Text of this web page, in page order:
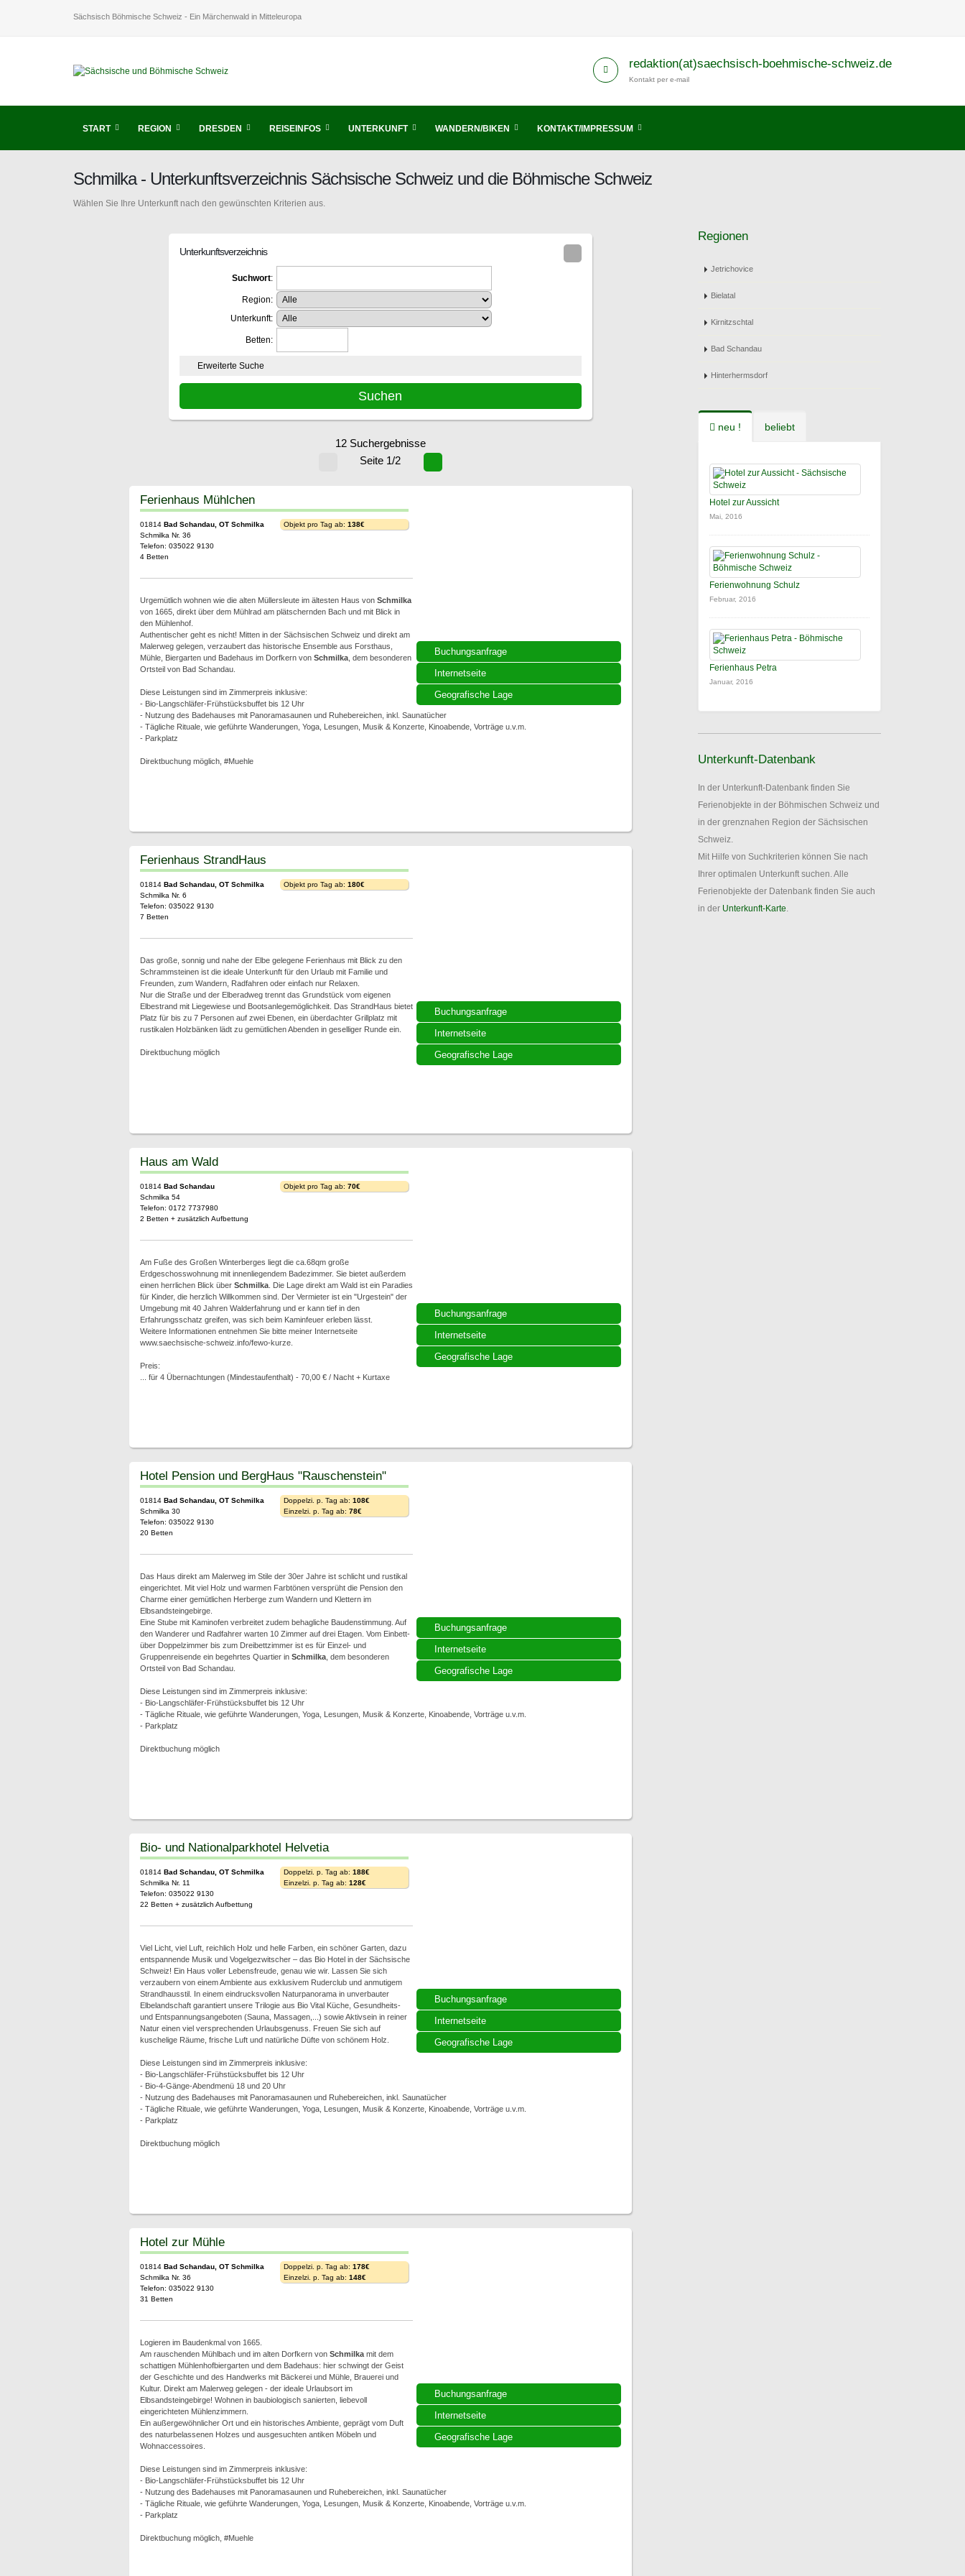
Sächsisch Böhmische Schweiz - Ein Märchenwald in Mitteleuropa
redaktion(at)saechsisch-boehmische-schweiz.de
Kontakt per e-mail
START REGION DRESDEN REISEINFOS UNTERKUNFT WANDERN/BIKEN KONTAKT/IMPRESSUM
Schmilka - Unterkunftsverzeichnis Sächsische Schweiz und die Böhmische Schweiz
Wählen Sie Ihre Unterkunft nach den gewünschten Kriterien aus.
Unterkunftsverzeichnis
Suchwort:
Region:
Unterkunft:
Betten:
Erweiterte Suche
12 Suchergebnisse
Seite 1/2
Buchungsanfrage
Internetseite
Geografische Lage
Ferienhaus Mühlchen
01814 Bad Schandau, OT Schmilka
Schmilka Nr. 36
Telefon: 035022 9130
4 Betten
Objekt pro Tag ab: 138€
Urgemütlich wohnen wie die alten Müllersleute im ältesten Haus von Schmilka
von 1665, direkt über dem Mühlrad am plätschernden Bach und mit Blick in
den Mühlenhof.
Authentischer geht es nicht! Mitten in der Sächsischen Schweiz und direkt am
Malerweg gelegen, verzaubert das historische Ensemble aus Forsthaus,
Mühle, Biergarten und Badehaus im Dorfkern von Schmilka, dem besonderen
Ortsteil von Bad Schandau.
Diese Leistungen sind im Zimmerpreis inklusive:
- Bio-Langschläfer-Frühstücksbuffet bis 12 Uhr
- Nutzung des Badehauses mit Panoramasaunen und Ruhebereichen, inkl. Saunatücher
- Tägliche Rituale, wie geführte Wanderungen, Yoga, Lesungen, Musik & Konzerte, Kinoabende, Vorträge u.v.m.
- Parkplatz
Direktbuchung möglich, #Muehle
Buchungsanfrage
Internetseite
Geografische Lage
Ferienhaus StrandHaus
01814 Bad Schandau, OT Schmilka
Schmilka Nr. 6
Telefon: 035022 9130
7 Betten
Objekt pro Tag ab: 180€
Das große, sonnig und nahe der Elbe gelegene Ferienhaus mit Blick zu den
Schrammsteinen ist die ideale Unterkunft für den Urlaub mit Familie und
Freunden, zum Wandern, Radfahren oder einfach nur Relaxen.
Nur die Straße und der Elberadweg trennt das Grundstück vom eigenen
Elbestrand mit Liegewiese und Bootsanlegemöglichkeit. Das StrandHaus bietet
Platz für bis zu 7 Personen auf zwei Ebenen, ein überdachter Grillplatz mit
rustikalen Holzbänken lädt zu gemütlichen Abenden in geselliger Runde ein.
Direktbuchung möglich
Buchungsanfrage
Internetseite
Geografische Lage
Haus am Wald
01814 Bad Schandau
Schmilka 54
Telefon: 0172 7737980
2 Betten + zusätzlich Aufbettung
Objekt pro Tag ab: 70€
Am Fuße des Großen Winterberges liegt die ca.68qm große
Erdgeschosswohnung mit innenliegendem Badezimmer. Sie bietet außerdem
einen herrlichen Blick über Schmilka. Die Lage direkt am Wald ist ein Paradies
für Kinder, die herzlich Willkommen sind. Der Vermieter ist ein "Urgestein" der
Umgebung mit 40 Jahren Walderfahrung und er kann tief in den
Erfahrungsschatz greifen, was sich beim Kaminfeuer erleben lässt.
Weitere Informationen entnehmen Sie bitte meiner Internetseite
www.saechsische-schweiz.info/fewo-kurze.
Preis:
... für 4 Übernachtungen (Mindestaufenthalt) - 70,00 € / Nacht + Kurtaxe
Buchungsanfrage
Internetseite
Geografische Lage
Hotel Pension und BergHaus "Rauschenstein"
01814 Bad Schandau, OT Schmilka
Schmilka 30
Telefon: 035022 9130
20 Betten
Doppelzi. p. Tag ab: 108€
Einzelzi. p. Tag ab: 78€
Das Haus direkt am Malerweg im Stile der 30er Jahre ist schlicht und rustikal
eingerichtet. Mit viel Holz und warmen Farbtönen versprüht die Pension den
Charme einer gemütlichen Herberge zum Wandern und Klettern im
Elbsandsteingebirge.
Eine Stube mit Kaminofen verbreitet zudem behagliche Baudenstimmung. Auf
den Wanderer und Radfahrer warten 10 Zimmer auf drei Etagen. Vom Einbett-
über Doppelzimmer bis zum Dreibettzimmer ist es für Einzel- und
Gruppenreisende ein begehrtes Quartier in Schmilka, dem besonderen
Ortsteil von Bad Schandau.
Diese Leistungen sind im Zimmerpreis inklusive:
- Bio-Langschläfer-Frühstücksbuffet bis 12 Uhr
- Tägliche Rituale, wie geführte Wanderungen, Yoga, Lesungen, Musik & Konzerte, Kinoabende, Vorträge u.v.m.
- Parkplatz
Direktbuchung möglich
Buchungsanfrage
Internetseite
Geografische Lage
Bio- und Nationalparkhotel Helvetia
01814 Bad Schandau, OT Schmilka
Schmilka Nr. 11
Telefon: 035022 9130
22 Betten + zusätzlich Aufbettung
Doppelzi. p. Tag ab: 188€
Einzelzi. p. Tag ab: 128€
Viel Licht, viel Luft, reichlich Holz und helle Farben, ein schöner Garten, dazu
entspannende Musik und Vogelgezwitscher – das Bio Hotel in der Sächsische
Schweiz! Ein Haus voller Lebensfreude, genau wie wir. Lassen Sie sich
verzaubern von einem Ambiente aus exklusivem Ruderclub und anmutigem
Strandhausstil. In einem eindrucksvollen Naturpanorama in unverbauter
Elbelandschaft garantiert unsere Trilogie aus Bio Vital Küche, Gesundheits-
und Entspannungsangeboten (Sauna, Massagen,...) sowie Aktivsein in reiner
Natur einen viel versprechenden Urlaubsgenuss. Freuen Sie sich auf
kuschelige Räume, frische Luft und natürliche Düfte von schönem Holz.
Diese Leistungen sind im Zimmerpreis inklusive:
- Bio-Langschläfer-Frühstücksbuffet bis 12 Uhr
- Bio-4-Gänge-Abendmenü 18 und 20 Uhr
- Nutzung des Badehauses mit Panoramasaunen und Ruhebereichen, inkl. Saunatücher
- Tägliche Rituale, wie geführte Wanderungen, Yoga, Lesungen, Musik & Konzerte, Kinoabende, Vorträge u.v.m.
- Parkplatz
Direktbuchung möglich
Buchungsanfrage
Internetseite
Geografische Lage
Hotel zur Mühle
01814 Bad Schandau, OT Schmilka
Schmilka Nr. 36
Telefon: 035022 9130
31 Betten
Doppelzi. p. Tag ab: 178€
Einzelzi. p. Tag ab: 148€
Logieren im Baudenkmal von 1665.
Am rauschenden Mühlbach und im alten Dorfkern von Schmilkamit dem
schattigen Mühlenhofbiergarten und dem Badehaus: hier schwingt der Geist
der Geschichte und des Handwerks mit Bäckerei und Mühle, Brauerei und
Kultur. Direkt am Malerweg gelegen - der ideale Urlaubsort im
Elbsandsteingebirge! Wohnen in baubiologisch sanierten, liebevoll
eingerichteten Mühlenzimmern.
Ein außergewöhnlicher Ort und ein historisches Ambiente, geprägt vom Duft
des naturbelassenen Holzes und ausgesuchten antiken Möbeln und
Wohnaccessoires.
Diese Leistungen sind im Zimmerpreis inklusive:
- Bio-Langschläfer-Frühstücksbuffet bis 12 Uhr
- Nutzung des Badehauses mit Panoramasaunen und Ruhebereichen, inkl. Saunatücher
- Tägliche Rituale, wie geführte Wanderungen, Yoga, Lesungen, Musik & Konzerte, Kinoabende, Vorträge u.v.m.
- Parkplatz
Direktbuchung möglich, #Muehle
Regionen
Jetrichovice
Bielatal
Kirnitzschtal
Bad Schandau
Hinterhermsdorf
neu ! beliebt
Hotel zur Aussicht
Mai, 2016
Ferienwohnung Schulz
Februar, 2016
Ferienhaus Petra
Januar, 2016
Unterkunft-Datenbank
In der Unterkunft-Datenbank finden Sie
Ferienobjekte in der Böhmischen Schweiz und
in der grenznahen Region der Sächsischen
Schweiz.
Mit Hilfe von Suchkriterien können Sie nach
Ihrer optimalen Unterkunft suchen. Alle
Ferienobjekte der Datenbank finden Sie auch
in der Unterkunft-Karte.